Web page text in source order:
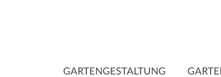
GARTENGESTALTUNG